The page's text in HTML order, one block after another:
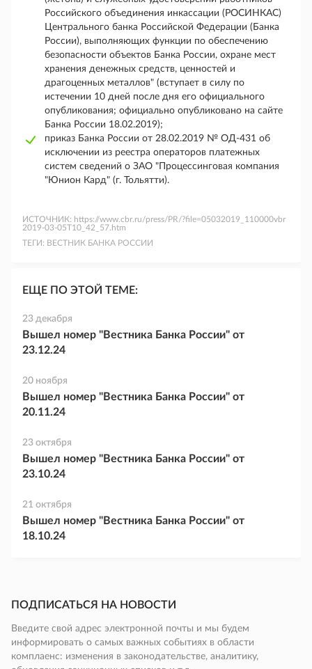
Российского объединения инкассации (РОСИНКАС)
Центрального банка Российской Федерации (Банка
России), выполняющих функции по обеспечению
безопасности объектов Банка России, охране мест
хранения денежных средств, ценностей и
драгоценных металлов" (вступает в силу по
истечении 10 дней после дня его официального
опубликования; официально опубликовано на сайте
Банка России 18.02.2019);
приказ Банка России от 28.02.2019 № ОД-431 об
исключении из реестра операторов платежных
систем сведений о ЗАО "Процессинговая компания
"Юнион Кард" (г. Тольятти).
ИСТОЧНИК: https://www.cbr.ru/press/PR/?file=05032019_110000vbr
2019-03-05T10_42_57.htm
ТЕГИ: ВЕСТНИК БАНКА РОССИИ
ЕЩЕ ПО ЭТОЙ ТЕМЕ:
23 декабря
Вышел номер "Вестника Банка России" от
23.12.24
20 ноября
Вышел номер "Вестника Банка России" от
20.11.24
23 октября
Вышел номер "Вестника Банка России" от
23.10.24
21 октября
Вышел номер "Вестника Банка России" от
18.10.24
ПОДПИСАТЬСЯ НА НОВОСТИ
Введите свой адрес электронной почты и мы будем
информировать о самых важных событиях в области
комплаенс: изменения в законодательстве, аналитику,